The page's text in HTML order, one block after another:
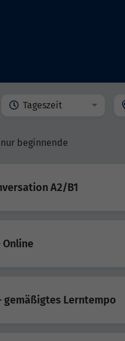
Tageszeit
nur beginnende
A2/B1
Online
gemäßigtes Lerntempo